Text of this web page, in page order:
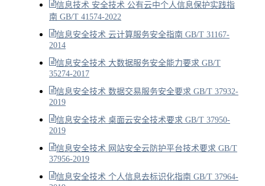
信息技术 安全技术 公有云中个人信息保护实践指
南 GB/T 41574-2022
信息安全技术 云计算服务安全指南 GB/T 31167-
2014
信息安全技术 大数据服务安全能力要求 GB/T
35274-2017
信息安全技术 数据交易服务安全要求 GB/T 37932-
2019
信息安全技术 桌面云安全技术要求 GB/T 37950-
2019
信息安全技术 网站安全云防护平台技术要求 GB/T
37956-2019
信息安全技术 个人信息去标识化指南 GB/T 37964-